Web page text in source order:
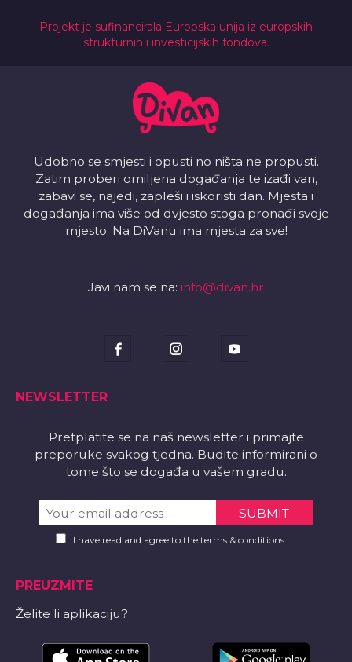
Projekt je sufinancirala Europska unija iz europskih
strukturnih i investicijskih fondova.
Udobno se smjesti i opusti no ništa ne propusti.
Zatim proberi omiljena događanja te izađi van,
zabavi se, najedi, zapleši i iskoristi dan. Mjesta i
događanja ima više od dvjesto stoga pronađi svoje
mjesto. Na DiVanu ima mjesta za sve!
Javi nam se na: info@divan.hr
NEWSLETTER
Pretplatite se na naš newsletter i primajte
preporuke svakog tjedna. Budite informirani o
tome što se događa u vašem gradu.
I have read and agree to the terms & conditions
PREUZMITE
Želite li aplikaciju?